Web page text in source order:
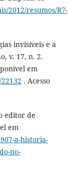
2012/resumos/R7-
invisíveis e a
v. 17, n. 2.
em
. Acesso
editor de
em
a-historia-
no-